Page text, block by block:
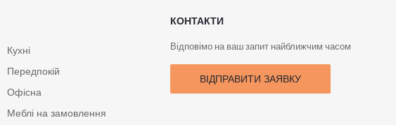
Кухні
Передпокій
Офісна
Меблі на замовлення
КОНТАКТИ
Відповімо на ваш запит найближчим часом
ВІДПРАВИТИ ЗАЯВКУ